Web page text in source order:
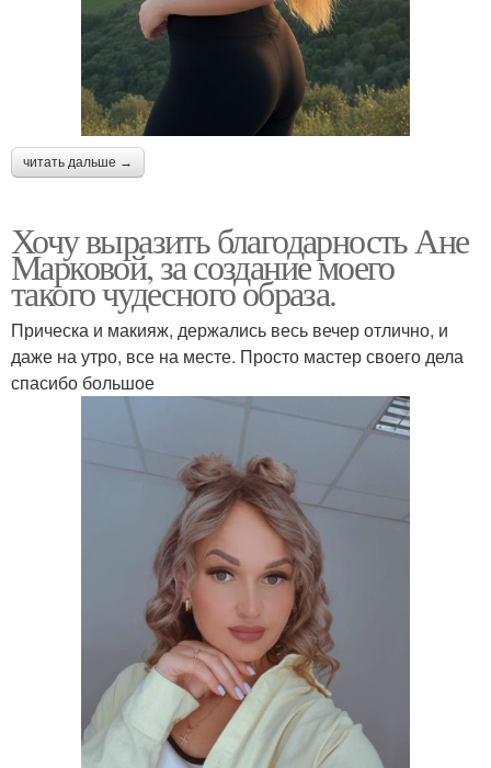
читать дальше →
Хочу выразить благодарность Ане
Марковой, за создание моего
такого чудесного образа.
Прическа и макияж, держались весь вечер отлично, и
даже на утро, все на месте. Просто мастер своего дела
спасибо большое